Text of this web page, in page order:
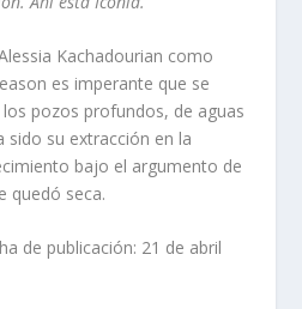
Kachadourian como
es imperante que se
pozos profundos, de aguas
sido su extracción en la
bajo el argumento de
quedó seca.
de publicación: 21 de abril